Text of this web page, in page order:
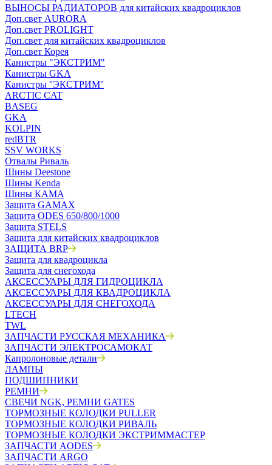
ВЫНОСЫ РАДИАТОРОВ для китайских квадроциклов
Доп.свет AURORA
Доп.свет PROLIGHT
Доп.свет для китайских квадроциклов
Доп.свет Корея
Канистры "ЭКСТРИМ"
Канистры GKA
Канистры ''ЭКСТРИМ''
ARCTIC CAT
BASEG
GKA
KOLPIN
redBTR
SSV WORKS
Отвалы Риваль
Шины Deestone
Шины Kenda
Шины КАМА
Защита GAMAX
Защита ODES 650/800/1000
Защита STELS
Защита для китайских квадроциклов
ЗАЩИТА BRP
Защита для квадроцикла
Защита для снегохода
АКСЕССУАРЫ ДЛЯ ГИДРОЦИКЛА
АКСЕССУАРЫ ДЛЯ КВАДРОЦИКЛА
АКСЕССУАРЫ ДЛЯ СНЕГОХОДА
LTECH
TWL
ЗАПЧАСТИ РУССКАЯ МЕХАНИКА
ЗАПЧАСТИ ЭЛЕКТРОСАМОКАТ
Капролоновые детали
ЛАМПЫ
ПОДШИПНИКИ
РЕМНИ
СВЕЧИ NGK, РЕМНИ GATES
ТОРМОЗНЫЕ КОЛОДКИ PULLER
ТОРМОЗНЫЕ КОЛОДКИ РИВАЛЬ
ТОРМОЗНЫЕ КОЛОДКИ ЭКСТРИММАСТЕР
ЗАПЧАСТИ AODES
ЗАПЧАСТИ ARGO